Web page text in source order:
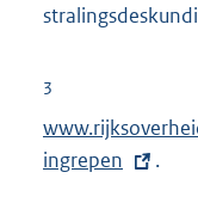
3
E
x
ingrepen
.